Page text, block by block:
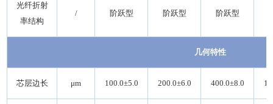
光纤折射
率结构
/ 阶跃型 阶跃型 阶跃型
几何特性
芯层边长 μm 100.0±5.0 200.0±6.0 400.0±8.0